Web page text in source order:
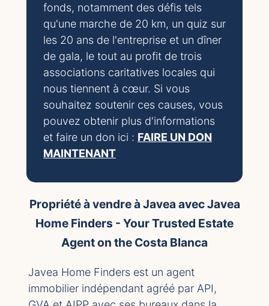
fonds, notamment des défis tels
qu'une marche de 20 km, un quiz sur
les 20 ans de l'entreprise et un dîner
de gala, le tout au profit de trois
associations caritatives locales qui
nous tiennent à cœur. Si vous
souhaitez soutenir ces causes, vous
pouvez obtenir plus d'informations
et faire un don ici : FAIRE UN DON
MAINTENANT
Propriété à vendre à Javea avec Javea
Home Finders - Your Trusted Estate
Agent on the Costa Blanca
Javea Home Finders est un agent
immobilier indépendant agréé par API,